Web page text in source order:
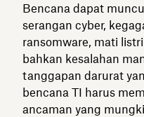
Bencana dapat
serangan cyber,
ransomware, mati
bahkan kesalahan
tanggapan darurat
bencana TI harus
ancaman yang